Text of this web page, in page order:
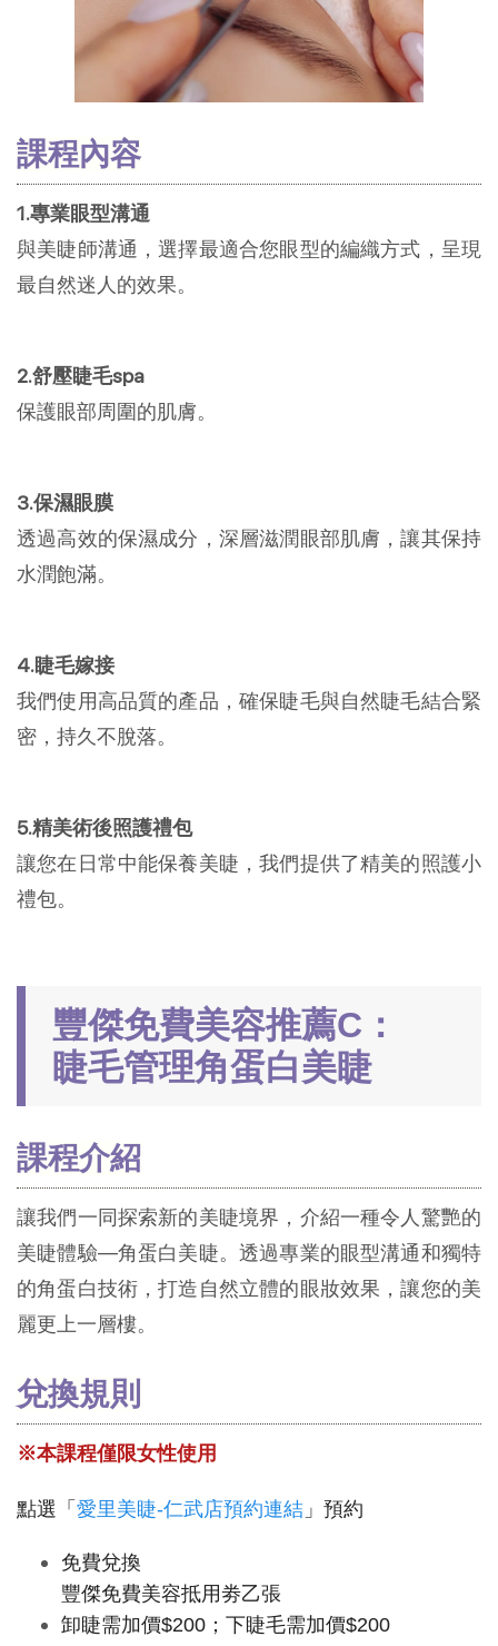
課程內容
1.專業眼型溝通
與美睫師溝通，選擇最適合您眼型的編織方式，呈現
最自然迷人的效果。
2.舒壓睫毛spa
保護眼部周圍的肌膚。
3.保濕眼膜
透過高效的保濕成分，深層滋潤眼部肌膚，讓其保持
水潤飽滿。
4.睫毛嫁接
我們使用高品質的產品，確保睫毛與自然睫毛結合緊
密，持久不脫落。
5.精美術後照護禮包
讓您在日常中能保養美睫，我們提供了精美的照護小
禮包。
豐傑免費美容推薦C：
睫毛管理角蛋白美睫
課程介紹
讓我們一同探索新的美睫境界，介紹一種令人驚艷的
美睫體驗—角蛋白美睫。透過專業的眼型溝通和獨特
的角蛋白技術，打造自然立體的眼妝效果，讓您的美
麗更上一層樓。
兌換規則
※本課程僅限女性使用
點選「 愛里美睫-仁武店預約連結 」預約
免費兌換
豐傑免費美容抵用劵乙張
卸睫需加價$200；下睫毛需加價$200